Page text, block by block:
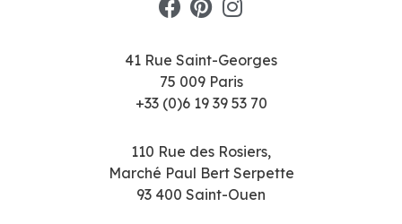
41 Rue Saint-Georges
75 009 Paris
+33 (0)6 19 39 53 70
110 Rue des Rosiers,
Marché Paul Bert Serpette
93 400 Saint-Ouen